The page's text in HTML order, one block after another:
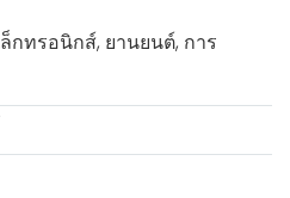
กทรอนิกส์, ยานยนต์, การ